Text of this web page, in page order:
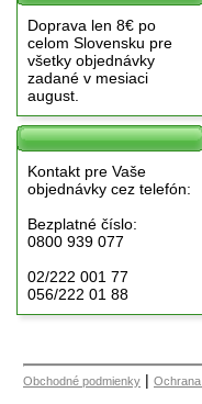
Doprava len 8€ po
celom Slovensku pre
všetky objednávky
zadané v mesiaci
august.
Kontakt pre Vaše
objednávky cez telefón:
Bezplatné číslo:
0800 939 077
02/222 001 77
056/222 01 88
Obchodné podmienky |